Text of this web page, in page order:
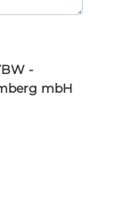
-
mbH